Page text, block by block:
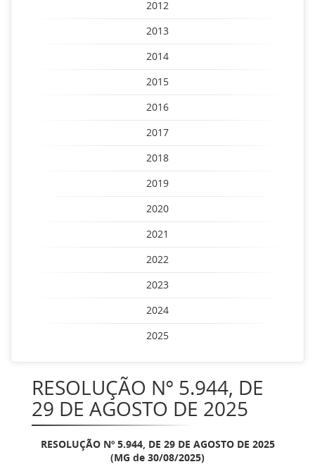
2012
2013
2014
2015
2016
2017
2018
2019
2020
2021
2022
2023
2024
2025
RESOLUÇÃO Nº 5.944, DE
29 DE AGOSTO DE 2025
RESOLUÇÃO Nº 5.944, DE 29 DE AGOSTO DE 2025
(MG de 30/08/2025)